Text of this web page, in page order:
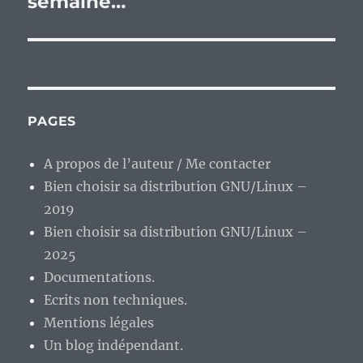
PAGES
A propos de l’auteur / Me contacter
Bien choisir sa distribution GNU/Linux –
2019
Bien choisir sa distribution GNU/Linux –
2025
Documentations.
Ecrits non techniques.
Mentions légales
Un blog indépendant.